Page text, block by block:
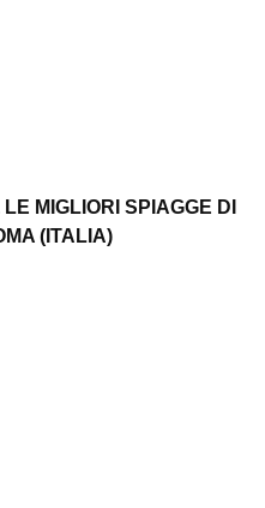
MIGLIORI SPIAGGE DI
(ITALIA)